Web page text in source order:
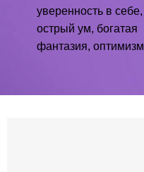
уверенность в себе,
острый ум, богатая
фантазия, оптимизм